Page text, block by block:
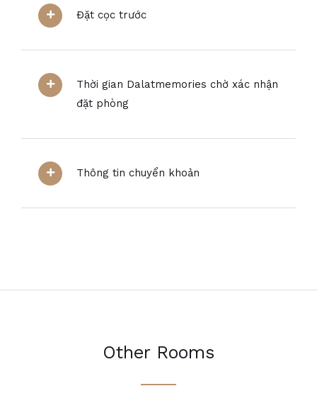
Đặt cọc trước
Thời gian Dalatmemories chờ xác nhận
đặt phòng
Thông tin chuyển khoản
Other Rooms